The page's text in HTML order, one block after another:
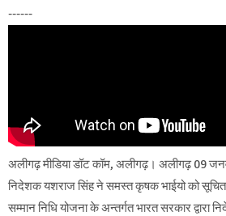
------
अलीगढ़ मीडिया डॉट कॉम, अलीगढ़। अलीगढ़ 09
निदेशक यशराज सिंह ने समस्त कृषक भाईयो को सूचित
सम्मान निधि योजना के अन्तर्गत भारत सरकार द्वारा